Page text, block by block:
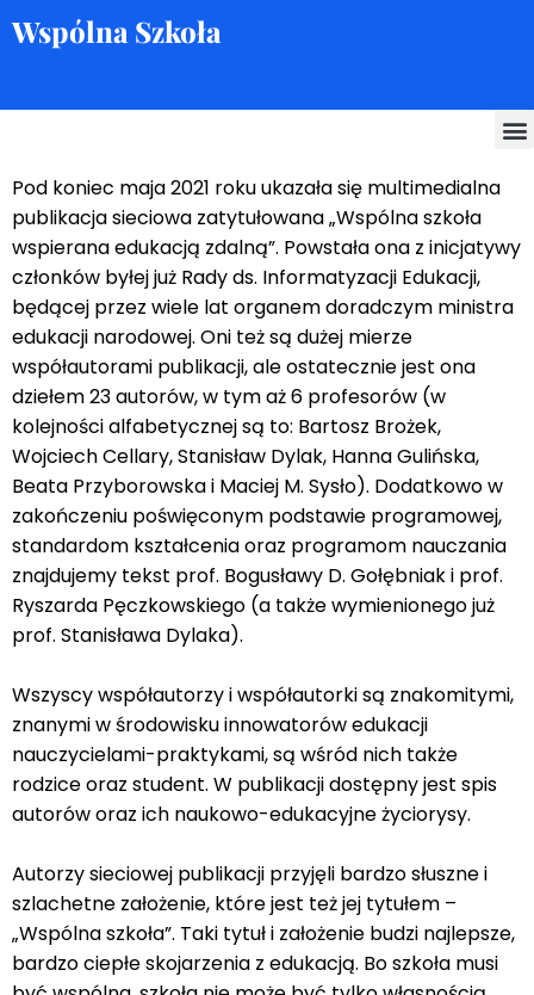
Wspólna Szkoła
Pod koniec maja 2021 roku ukazała się multimedialna
publikacja sieciowa zatytułowana „Wspólna szkoła
wspierana edukacją zdalną”. Powstała ona z inicjatywy
członków byłej już Rady ds. Informatyzacji Edukacji,
będącej przez wiele lat organem doradczym ministra
edukacji narodowej. Oni też są dużej mierze
współautorami publikacji, ale ostatecznie jest ona
dziełem 23 autorów, w tym aż 6 profesorów (w
kolejności alfabetycznej są to: Bartosz Brożek,
Wojciech Cellary, Stanisław Dylak, Hanna Gulińska,
Beata Przyborowska i Maciej M. Sysło). Dodatkowo w
zakończeniu poświęconym podstawie programowej,
standardom kształcenia oraz programom nauczania
znajdujemy tekst prof. Bogusławy D. Gołębniak i prof.
Ryszarda Pęczkowskiego (a także wymienionego już
prof. Stanisława Dylaka).
Wszyscy współautorzy i współautorki są znakomitymi,
znanymi w środowisku innowatorów edukacji
nauczycielami-praktykami, są wśród nich także
rodzice oraz student. W publikacji dostępny jest spis
autorów oraz ich naukowo-edukacyjne życiorysy.
Autorzy sieciowej publikacji przyjęli bardzo słuszne i
szlachetne założenie, które jest też jej tytułem –
„Wspólna szkoła”. Taki tytuł i założenie budzi najlepsze,
bardzo ciepłe skojarzenia z edukacją. Bo szkoła musi